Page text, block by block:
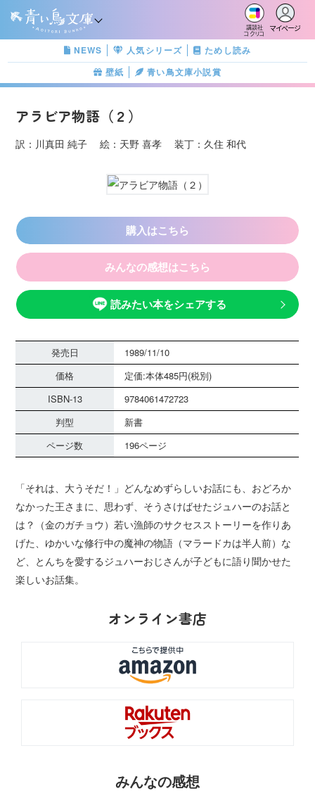
講談社
コクリコ
マイページ
NEWS 人気シリーズ
ためし読み
壁紙
青い鳥文庫小説賞
アラビア物語（２）
訳：川真田 純子 絵：天野 喜孝 装丁：久住 和代
購入はこちら
みんなの感想はこちら
読みたい本をシェアする
発売日
1989/11/10
価格
定価:本体485円(税別)
ISBN-13
9784061472723
判型
新書
ページ数
196ページ
「それは、大うそだ！」どんなめずらしいお話にも、おどろか
なかった王さまに、思わず、そうさけばせたジュハーのお話と
は？（金のガチョウ）若い漁師のサクセスストーリーを作りあ
げた、ゆかいな修行中の魔神の物語（マラードカは半人前）な
ど、とんちを愛するジュハーおじさんが子どもに語り聞かせた
楽しいお話集。
オンライン書店
みんなの感想